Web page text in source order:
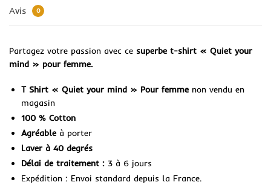
Avis 0
Partagez votre passion avec ce superbe t-shirt « Quiet your
mind » pour femme.
T Shirt « Quiet your mind » Pour femme non vendu en
magasin
100 % Cotton
Agréable à porter
Laver à 40 degrés
Délai de traitement : 3 à 6 jours
Expédition : Envoi standard depuis la France.